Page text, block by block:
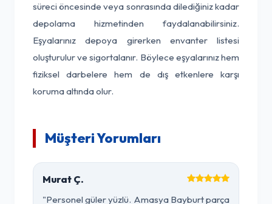
süreci öncesinde veya sonrasında dilediğiniz kadar
depolama hizmetinden faydalanabilirsiniz.
Eşyalarınız depoya girerken envanter listesi
oluşturulur ve sigortalanır. Böylece eşyalarınız hem
fiziksel darbelere hem de dış etkenlere karşı
koruma altında olur.
Müşteri Yorumları
Murat Ç.
"Personel güler yüzlü. Amasya Bayburt parça